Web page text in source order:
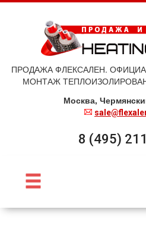
ПРОДАЖА ФЛЕКСАЛЕН.
МОНТАЖ
Москва,
8 (495)